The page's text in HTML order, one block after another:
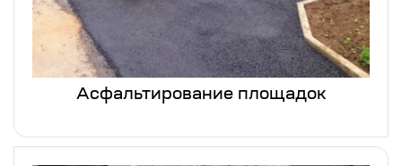
Асфальтирование площадок